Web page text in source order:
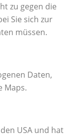
zu gegen die
Sie sich zur
müssen.
Daten,
Maps.
USA und hat